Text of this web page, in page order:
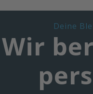
Deine
Wir